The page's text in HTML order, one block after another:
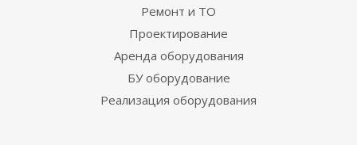
Ремонт и ТО
Проектирование
Аренда оборудования
БУ оборудование
Реализация оборудования